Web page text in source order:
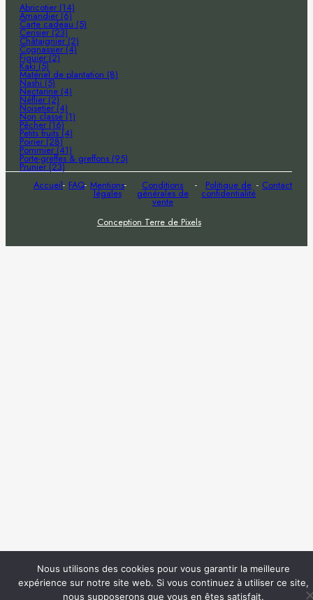
Abricotier (14)
Amandier (6)
Carte cadeau (5)
Cerisier (23)
Châtaignier (2)
Cognassier (4)
Figuier (2)
Kaki (5)
Matériel de plantation (8)
Nashi (5)
Nectarine (4)
Néflier (2)
Noisetier (4)
Non classé (1)
Pêcher (16)
Petits fruits (4)
Poirier (28)
Pommier (41)
Porte-greffes & greffons (95)
Prunier (23)
Accueil FAQ Mentions
légales
Conditions
générales de
vente
Politique de
confidentialité
Contact
Conception Terre de Pixels
Nous utilisons des cookies pour vous garantir la meilleure
expérience sur notre site web. Si vous continuez à utiliser ce site,
nous supposerons que vous en êtes satisfait.